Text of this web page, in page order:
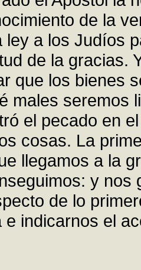
de la
ley a los Judíos
de la gracias.
que los bienes
males seremos
el pecado en
cosas. La
llegamos a la
y nos
de lo
e indicarnos el